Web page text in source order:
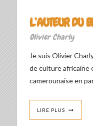
L’AUTEUR DU
Olivier Charly
Je suis Olivier
de culture africaine
camerounaise en
LIRE PLUS